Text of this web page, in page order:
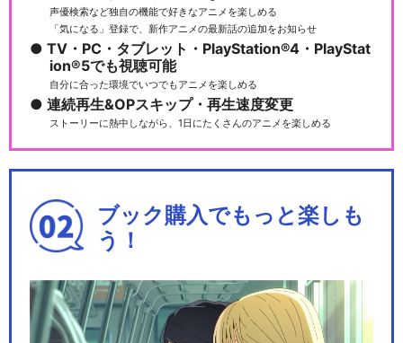
声優検索など独自の機能で好きなアニメを楽しめる
「気になる」登録で、新作アニメの最新話の追加をお知らせ
TV・PC・タブレット・PlayStation®4・PlayStat
ion®5でも視聴可能
自分に合った環境でいつでもアニメを楽しめる
連続再生&OPスキップ・再生速度変更
ストーリーに熱中しながら、1日にたくさんのアニメを楽しめる
ブック購入でもっと楽しも
う！